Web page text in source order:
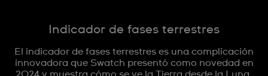
Indicador de fases terrestres
El indicador de fases terrestres es una complicación
innovadora que Swatch presentó como novedad en